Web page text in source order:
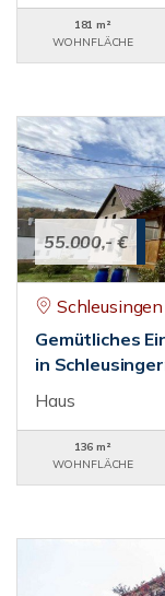
181 m²
WOHNFLÄCHE
55.000,- €
Schleusingen
Gemütliches
in
Haus
136 m²
WOHNFLÄCHE